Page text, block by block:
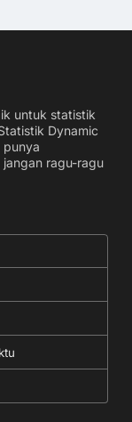
untuk statistik
Dynamic
punya
ragu-ragu